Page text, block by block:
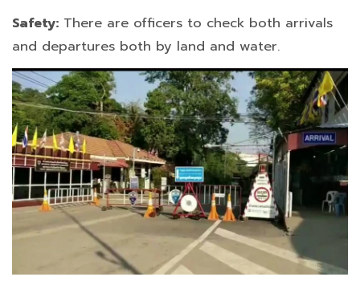
Safety: There are officers to check both arrivals
and departures both by land and water.